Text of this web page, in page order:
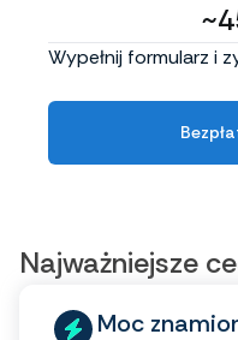
Wypełnij formularz i
Najważniejsze
Moc